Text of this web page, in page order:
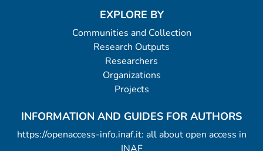
EXPLORE BY
Communities and Collection
Research Outputs
Researchers
Organizations
Projects
INFORMATION AND GUIDES FOR AUTHORS
https://openaccess-info.inaf.it: all about open access in